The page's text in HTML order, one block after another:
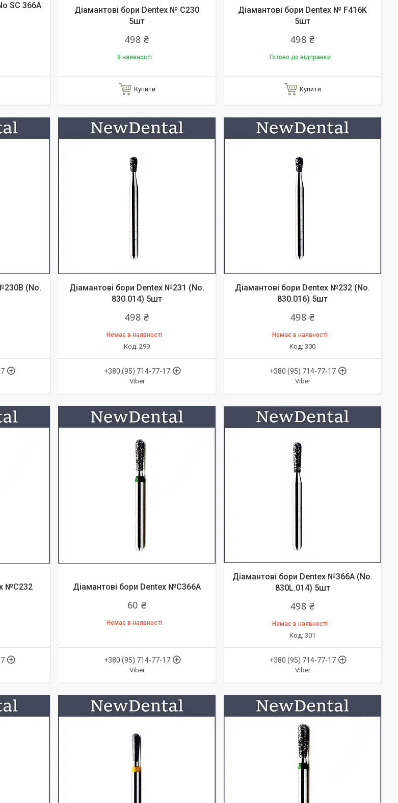
SC 366А
Діамантові бори Dentex № C230
5шт
498 ₴
В наявності
Купити
Діамантові бори Dentex № F416K
5шт
498 ₴
Готово до відправки
Купити
(No.
Діамантові бори Dentex №231 (No.
830.014) 5шт
498 ₴
Немає в наявності
299
+380 (95) 714-77-17
Viber
Діамантові бори Dentex №232 (No.
830.016) 5шт
498 ₴
Немає в наявності
300
+380 (95) 714-77-17
Viber
№C232 Діамантові бори Dentex №C366A
60 ₴
Немає в наявності
+380 (95) 714-77-17
Viber
Діамантові бори Dentex №366А (No.
830L.014) 5шт
498 ₴
Немає в наявності
301
+380 (95) 714-77-17
Viber